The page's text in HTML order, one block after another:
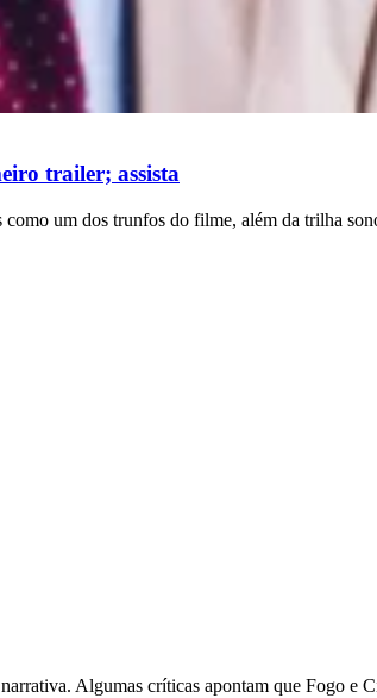
trailer; assista
um dos trunfos do filme, além da trilha
Algumas críticas apontam que Fogo e